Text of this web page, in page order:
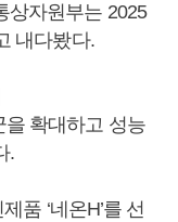
상자원부는 2025
내다봤다.
확대하고 성능
.
품 ‘네온H’를 선